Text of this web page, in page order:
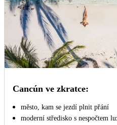
Cancún ve zkratce:
město, kam se jezdí plnit přání
moderní středisko s nespočtem